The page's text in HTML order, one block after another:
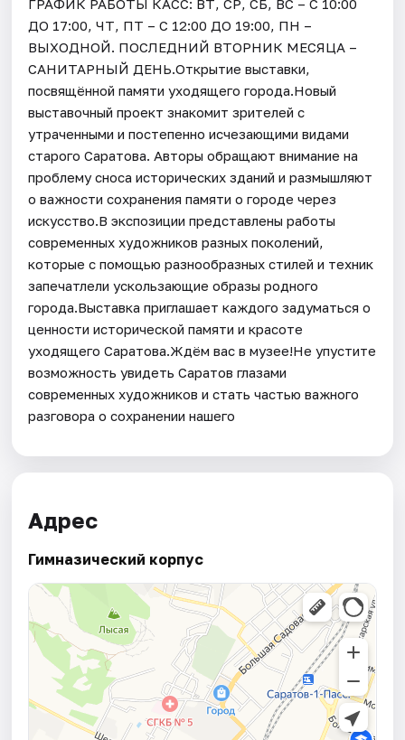
ГРАФИК РАБОТЫ КАСС: ВТ, СР, СБ, ВС – С 10:00
ДО 17:00, ЧТ, ПТ – С 12:00 ДО 19:00, ПН –
ВЫХОДНОЙ. ПОСЛЕДНИЙ ВТОРНИК МЕСЯЦА –
САНИТАРНЫЙ ДЕНЬ.Открытие выставки,
посвящённой памяти уходящего города.Новый
выставочный проект знакомит зрителей с
утраченными и постепенно исчезающими видами
старого Саратова. Авторы обращают внимание на
проблему сноса исторических зданий и размышляют
о важности сохранения памяти о городе через
искусство.В экспозиции представлены работы
современных художников разных поколений,
которые с помощью разнообразных стилей и техник
запечатлели ускользающие образы родного
города.Выставка приглашает каждого задуматься о
ценности исторической памяти и красоте
уходящего Саратова.Ждём вас в музее!Не упустите
возможность увидеть Саратов глазами
современных художников и стать частью важного
разговора о сохранении нашего
Адрес
Гимназический корпус